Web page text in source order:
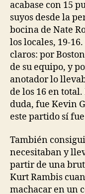
acabase con 15
suyos desde la
bocina de Nate
los locales, 19-
claros: por
de su equipo, y
anotador lo
de los 16 en
duda, fue Kevin
este partido sí
También
necesitaban y
partir de una
Kurt Rambis
machacar en un